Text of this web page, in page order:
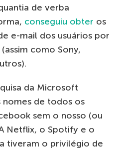
de verba
conseguiu obter os
e-mail dos usuários por
como Sony,
da Microsoft
nomes de todos os
sem o nosso (ou
Netflix, o Spotify e o
tiveram o privilégio de